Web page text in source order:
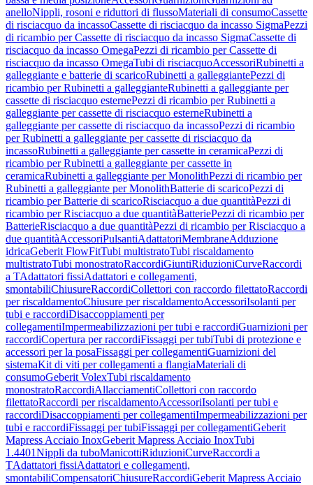
anelloNippli, rosoni e riduttori di flussoMateriali di consumoCassette
di risciacquo da incassoCassette di risciacquo da incasso SigmaPezzi
di ricambio per Cassette di risciacquo da incasso SigmaCassette di
risciacquo da incasso OmegaPezzi di ricambio per Cassette di
risciacquo da incasso OmegaTubi di risciacquoAccessoriRubinetti a
galleggiante e batterie di scaricoRubinetti a galleggiantePezzi di
ricambio per Rubinetti a galleggianteRubinetti a galleggiante per
cassette di risciacquo esternePezzi di ricambio per Rubinetti a
galleggiante per cassette di risciacquo esterneRubinetti a
galleggiante per cassette di risciacquo da incassoPezzi di ricambio
per Rubinetti a galleggiante per cassette di risciacquo da
incassoRubinetti a galleggiante per cassette in ceramicaPezzi di
ricambio per Rubinetti a galleggiante per cassette in
ceramicaRubinetti a galleggiante per MonolithPezzi di ricambio per
Rubinetti a galleggiante per MonolithBatterie di scaricoPezzi di
ricambio per Batterie di scaricoRisciacquo a due quantitàPezzi di
ricambio per Risciacquo a due quantitàBatteriePezzi di ricambio per
BatterieRisciacquo a due quantitàPezzi di ricambio per Risciacquo a
due quantitàAccessoriPulsantiAdattatoriMembraneAdduzione
idricaGeberit FlowFitTubi multistratoTubi riscaldamento
multistratoTubi monostratoRaccordiGiuntiRiduzioniCurveRaccordi
a TAdattatori fissiAdattatori e collegamenti,
smontabiliChiusureRaccordiCollettori con raccordo filettatoRaccordi
per riscaldamentoChiusure per riscaldamentoAccessoriIsolanti per
tubi e raccordiDisaccoppiamenti per
collegamentiImpermeabilizzazioni per tubi e raccordiGuarnizioni per
raccordiCopertura per raccordiFissaggi per tubiTubi di protezione e
accessori per la posaFissaggi per collegamentiGuarnizioni del
sistemaKit di viti per collegamenti a flangiaMateriali di
consumoGeberit VolexTubi riscaldamento
monostratoRaccordiAllacciamentiCollettori con raccordo
filettatoRaccordi per riscaldamentoAccessoriIsolanti per tubi e
raccordiDisaccoppiamenti per collegamentiImpermeabilizzazioni per
tubi e raccordiFissaggi per tubiFissaggi per collegamentiGeberit
Mapress Acciaio InoxGeberit Mapress Acciaio InoxTubi
1.4401Nippli da tuboManicottiRiduzioniCurveRaccordi a
TAdattatori fissiAdattatori e collegamenti,
smontabiliCompensatoriChiusureRaccordiGeberit Mapress Acciaio